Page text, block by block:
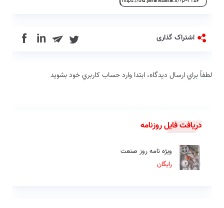
اشتراک گذاری in
لطفاً براي ارسال دیدگاه، ابتدا وارد حساب كاربري خود بشويد
دریافت فایل روزنامه
ویژه نامه روز صنعت
رایگان